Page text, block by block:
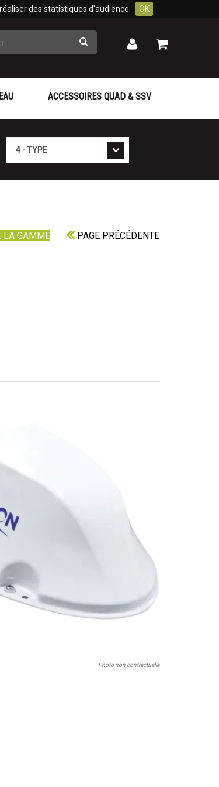
des statistiques d'audience. OK
Rechercher Mon
Mon
ACCESSOIRES QUAD & SSV
LA GAMME PAGE PRÉCÉDENTE
Photo non contractuelle